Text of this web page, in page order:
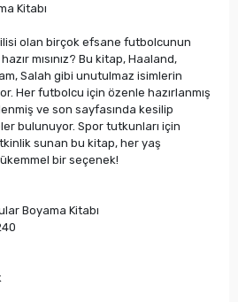
Kitabı
olan birçok efsane futbolcunun
mısınız? Bu kitap, Haaland,
Salah gibi unutulmaz isimlerin
Her futbolcu için özenle hazırlanmış
ve son sayfasında kesilip
bulunuyor. Spor tutkunları için
sunan bu kitap, her yaş
bir seçenek!
Boyama Kitabı